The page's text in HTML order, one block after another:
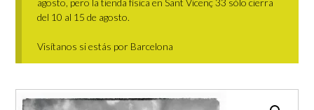
agosto, pero la tienda física en Sant Vicenç 33 sólo cierra
del 10 al 15 de agosto.
Visítanos si estás por Barcelona